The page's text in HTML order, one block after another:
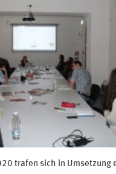
trafen sich in Umsetzung